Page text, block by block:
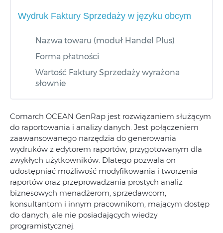
Wydruk Faktury Sprzedaży w języku obcym
Nazwa towaru (moduł Handel Plus)
Forma płatności
Wartość Faktury Sprzedaży wyrażona
słownie
Comarch OCEAN GenRap jest rozwiązaniem służącym
do raportowania i analizy danych. Jest połączeniem
zaawansowanego narzędzia do generowania
wydruków z edytorem raportów, przygotowanym dla
zwykłych użytkowników. Dlatego pozwala on
udostępniać możliwość modyfikowania i tworzenia
raportów oraz przeprowadzania prostych analiz
biznesowych menadżerom, sprzedawcom,
konsultantom i innym pracownikom, mającym dostęp
do danych, ale nie posiadających wiedzy
programistycznej.